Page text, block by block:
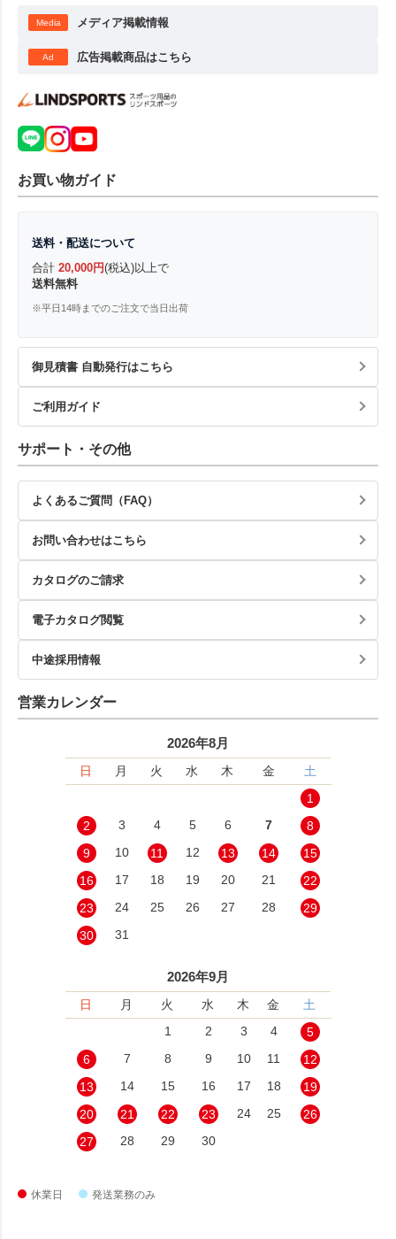
Media メディア掲載情報
Ad 広告掲載商品はこちら
お買い物ガイド
送料・配送について
合計 20,000円(税込)以上で
送料無料
※平日14時までのご注文で当日出荷
御見積書 自動発行はこちら
ご利用ガイド
サポート・その他
よくあるご質問（FAQ）
お問い合わせはこちら
カタログのご請求
電子カタログ閲覧
中途採用情報
営業カレンダー
2026年8月
日 月 火 水 木 金
土
1
2
3 4 5 6 7
8
9
10 11 12 13 14
15
16
17 18 19 20 21
22
23
24 25 26 27 28
29
30
31
2026年9月
日 月 火 水 木 金
土
1
2 3 4
5
6
7 8 9 10 11
12
13
14 15 16 17 18
19
20
21 22 23 24 25
26
27
28 29 30
休業日 発送業務のみ